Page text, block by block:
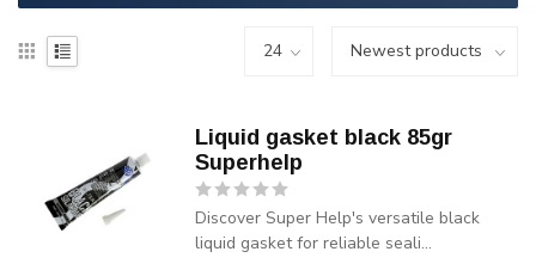
Liquid gasket black 85gr
Superhelp
Discover Super Help's versatile black
liquid gasket for reliable seali...